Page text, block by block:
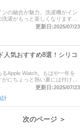
の融合が魅力。洗濯機がイン
濯がもっと楽しくなります。
ッシュな存在です。この記事
め商品を紹介します。人気メ
などのモデルを集めました。
の最新人気ランキングもある
クしてみてください。
更新日:2025/07/23
人気おすすめ8選！シリコ
Apple Watch。もはや一年を
にちょっと熱い夏には付ける
ドを交換できるのですか、そ
ょう。この記事では、夏でも
すめ商品を紹介します。シリ
！記事の後半には、比較一覧
更新日:2025/07/23
計
次のページ ＞